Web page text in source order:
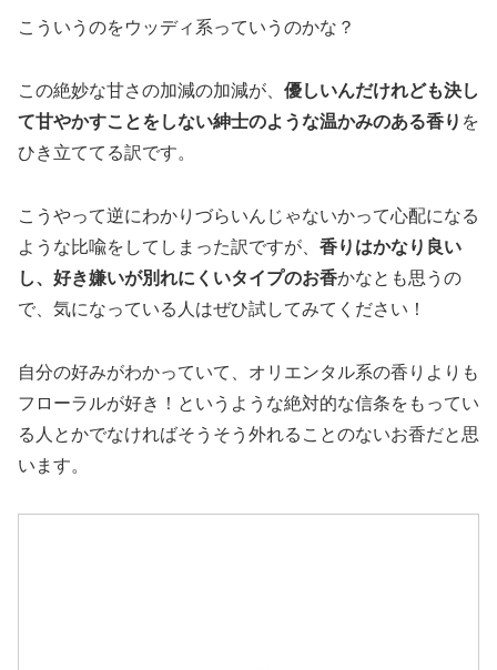
こういうのをウッディ系っていうのかな？
この絶妙な甘さの加減の加減が、 優しいんだけれども決し
て甘やかすことをしない紳士のような温かみのある香り を
ひき立ててる訳です。
こうやって逆にわかりづらいんじゃないかって心配になる
ような比喩をしてしまった訳ですが、 香りはかなり良い
し、好き嫌いが別れにくいタイプのお香かなとも思うの
で、気になっている人はぜひ試してみてください！
自分の好みがわかっていて、オリエンタル系の香りよりも
フローラルが好き！というような絶対的な信条をもってい
る人とかでなければそうそう外れることのないお香だと思
います。